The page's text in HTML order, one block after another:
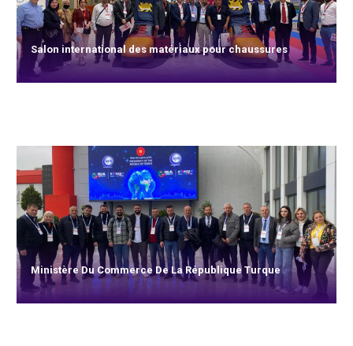
Salon international des matériaux pour chaussures
Ministère Du Commerce De La République Turque